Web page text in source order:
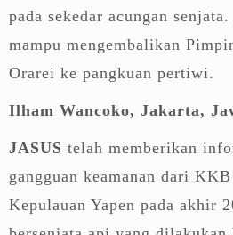
pada sekedar acungan
mampu mengembalikan
Orarei ke pangkuan pertiwi.
Ilham Wancoko, Jakarta,
JASUS telah memberikan
gangguan keamanan dari
Kepulauan Yapen pada akhir